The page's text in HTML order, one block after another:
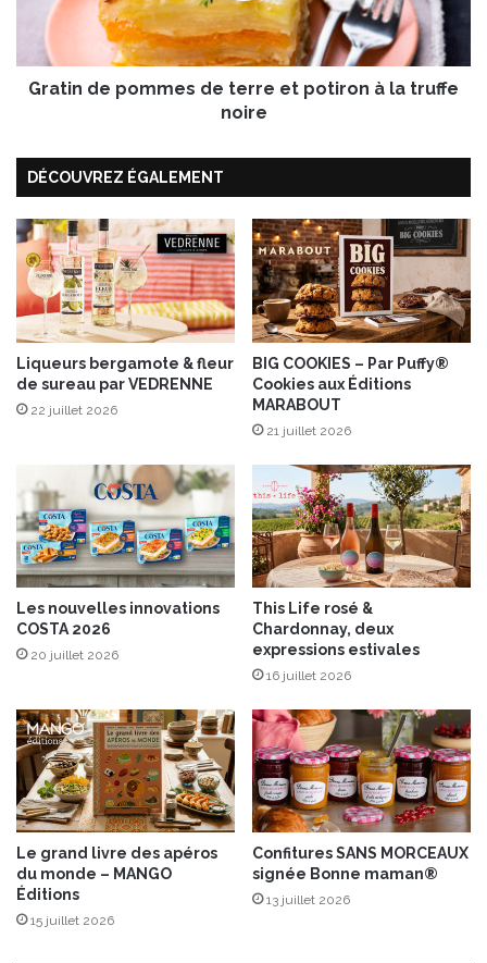
r
I
P
F
r
n
c
e
E
n
t
o
n
t
p
e
d
e
t
r
r
e
e
t
p
r
o
n
à
l
a
t
r
f
e
n
o
i
Gratin de pommes de terre et potiron à la truffe
noire
DÉCOUVREZ ÉGALEMENT
Liqueurs bergamote & fleur
de sureau par VEDRENNE
22 juillet 2026
BIG COOKIES – Par Puffy®
Cookies aux Éditions
MARABOUT
21 juillet 2026
Les nouvelles innovations
COSTA 2026
20 juillet 2026
This Life rosé &
Chardonnay, deux
expressions estivales
16 juillet 2026
Le grand livre des apéros
du monde – MANGO
Éditions
15 juillet 2026
Confitures SANS MORCEAUX
signée Bonne maman®
13 juillet 2026